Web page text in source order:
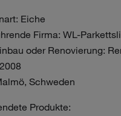
Eiche
Firma: WL-
oder Renovierung:
Schweden
Produkte: